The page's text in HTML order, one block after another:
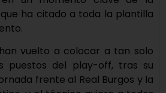
ha citado a toda la plantilla
vuelto a colocar a tan solo
puestos del play-off, tras su
frente al Real Burgos y la